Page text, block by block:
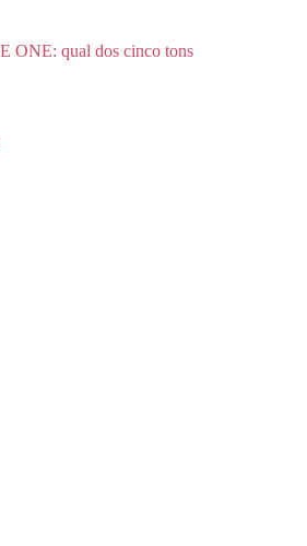
ONE: qual dos cinco tons